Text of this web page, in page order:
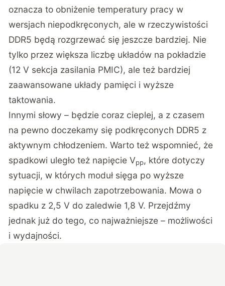
oznacza to obniżenie temperatury pracy w
wersjach niepodkręconych, ale w rzeczywistości
DDR5 będą rozgrzewać się jeszcze bardziej. Nie
tylko przez większa liczbę układów na pokładzie
(12 V sekcja zasilania PMIC), ale też bardziej
zaawansowane układy pamięci i wyższe
taktowania.
Innymi słowy – będzie coraz cieplej, a z czasem
na pewno doczekamy się podkręconych DDR5 z
aktywnym chłodzeniem. Warto też wspomnieć, że
spadkowi uległo też napięcie Vpp, które dotyczy
sytuacji, w których moduł sięga po wyższe
napięcie w chwilach zapotrzebowania. Mowa o
spadku z 2,5 V do zaledwie 1,8 V. Przejdźmy
jednak już do tego, co najważniejsze – możliwości
i wydajności.